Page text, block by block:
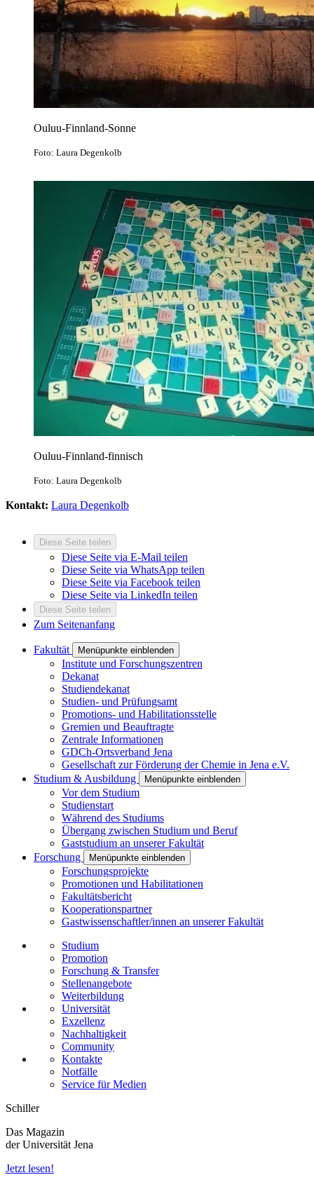
Ouluu-Finnland-Sonne
Foto: Laura Degenkolb
Ouluu-Finnland-finnisch
Foto: Laura Degenkolb
Kontakt: Laura Degenkolb
Diese Seite teilen
Diese Seite via E-Mail teilen
Diese Seite via WhatsApp teilen
Diese Seite via Facebook teilen
Diese Seite via LinkedIn teilen
Diese Seite teilen
Zum Seitenanfang
Fakultät Menüpunkte einblenden
Institute und Forschungszentren
Dekanat
Studiendekanat
Studien- und Prüfungsamt
Promotions- und Habilitationsstelle
Gremien und Beauftragte
Zentrale Informationen
GDCh-Ortsverband Jena
Gesellschaft zur Förderung der Chemie in Jena e.V.
Studium & Ausbildung
Menüpunkte einblenden
Vor dem Studium
Studienstart
Während des Studiums
Übergang zwischen Studium und Beruf
Gaststudium an unserer Fakultät
Forschung
Menüpunkte einblenden
Forschungsprojekte
Promotionen und Habilitationen
Fakultätsbericht
Kooperationspartner
Gastwissenschaftler/innen an unserer Fakultät
Studium
Promotion
Forschung & Transfer
Stellenangebote
Weiterbildung
Universität
Exzellenz
Nachhaltigkeit
Community
Kontakte
Notfälle
Service für Medien
Schiller
Das Magazin
der Universität Jena
Jetzt lesen!